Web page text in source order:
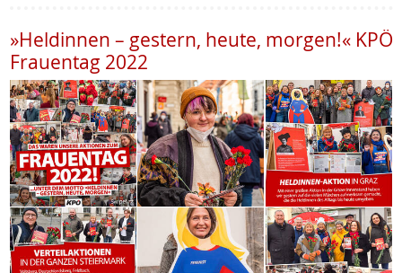
»Heldinnen – gestern, heute, morgen!« KPÖ
Frauentag 2022